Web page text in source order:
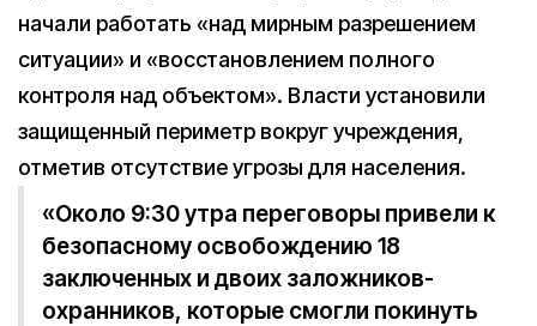
начали работать «над мирным разрешением
ситуации» и «восстановлением полного
контроля над объектом». Власти установили
защищенный периметр вокруг учреждения,
отметив отсутствие угрозы для населения.
«Около 9:30 утра переговоры привели к
безопасному освобождению 18
заключенных и двоих заложников-
охранников, которые смогли покинуть